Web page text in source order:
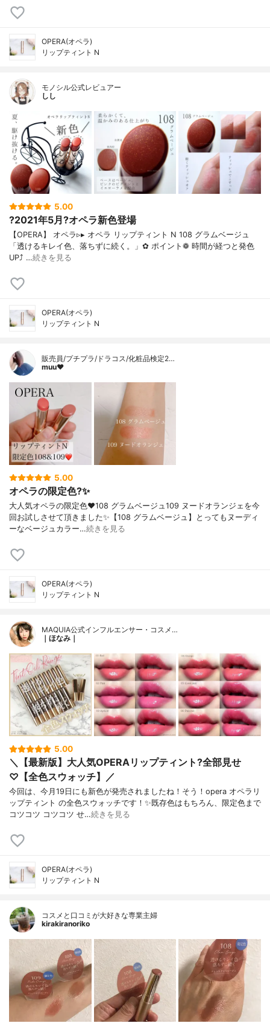
OPERA(オペラ)
リップティント N
モノシル公式レビュアー
しし
5.00
?2021年5月?オペラ新色登場
【OPERA】 オペラ▹▸ オペラ リップティント N 108 グラムベージュ
「透けるキレイ色、落ちずに続く。」✿ ポイント❁︎ 時間が経つと発色
UP⤴ …続きを見る
OPERA(オペラ)
リップティント N
販売員/プチプラ/ドラコス/化粧品検定2…
muu❤︎
5.00
オペラの限定色?✨
大人気オペラの限定色❤️108 グラムベージュ109 ヌードオランジェを今
回お試しさせて頂きました✨【108 グラムベージュ】とってもヌーディ
ーなベージュカラー…続きを見る
OPERA(オペラ)
リップティント N
MAQUIA公式インフルエンサー・コスメ…
｜ほなみ｜
5.00
＼【最新版】大人気OPERAリップティント?全部見せ
♡【全色スウォッチ】／
今回は、今月19日にも新色が発売されましたね！そう！opera オペラリ
ップティント の全色スウォッチです！✨既存色はもちろん、限定色まで
コツコツ コツコツ せ…続きを見る
OPERA(オペラ)
リップティント N
コスメと口コミが大好きな専業主婦
kirakiranoriko